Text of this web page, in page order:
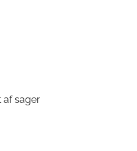
af sager